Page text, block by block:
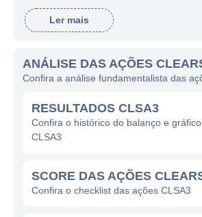
líderes no mercado de análise
crédito, oferecendo produtos
vendas seguras, ao mesmo
minimizam a incidência de
A ClearSale oferece uma
que inclui análise de risco de
fraudes durante processos de
A empresa tem como principal
Ler mais
ANÁLISE DAS AÇÕES
Confira a análise fundamentalista das
RESULTADOS CLSA3
Confira o histórico do balanço e
CLSA3
SCORE DAS AÇÕES
Confira o checklist das ações CLSA3